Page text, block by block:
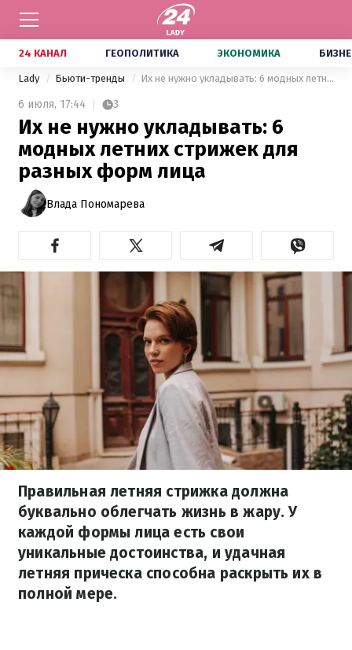
24 КАНАЛ ГЕОПОЛИТИКА ЭКОНОМИКА
Lady Бьюти-тренды Их не нужно укладывать: 6 модных летних стрижек для разных форм лица
6 июля, 17:44 3
Их не нужно укладывать: 6
модных летних стрижек для
разных форм лица
Влада Пономарева
Правильная летняя стрижка должна
буквально облегчать жизнь в жару. У
каждой формы лица есть свои
уникальные достоинства, и удачная
летняя прическа способна раскрыть их в
полной мере.